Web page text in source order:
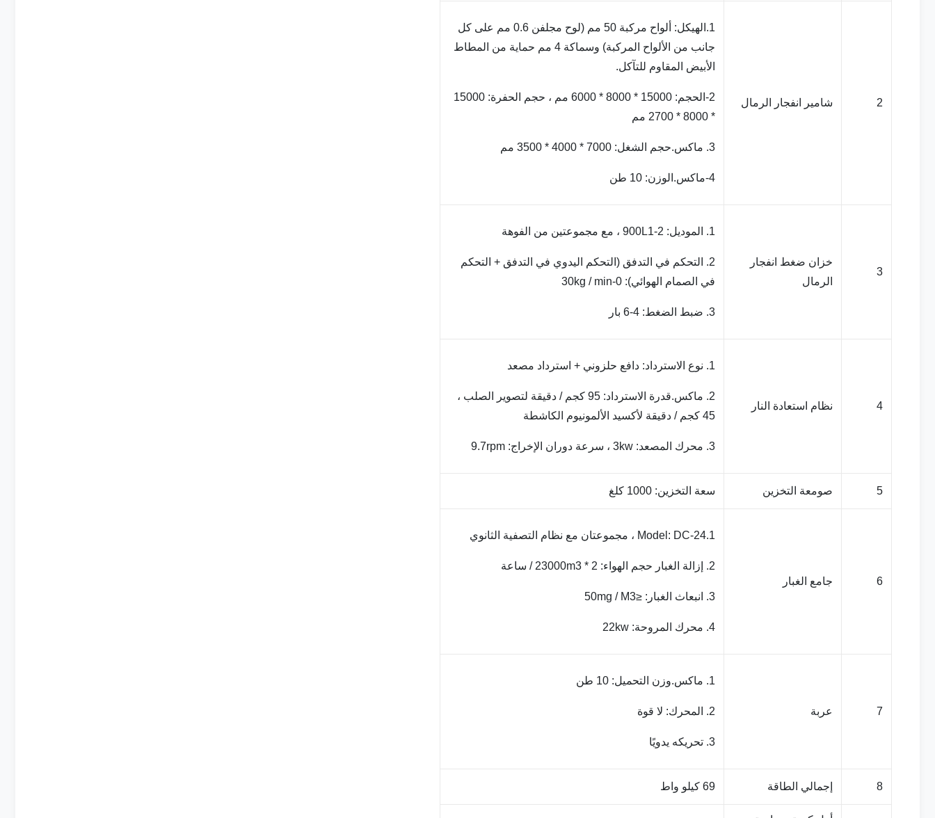
2 شامير انفجار الرمال
1.الهيكل: ألواح مركبة 50 مم (لوح مجلفن 0.6 مم على كل
جانب من الألواح المركبة) وسماكة 4 مم حماية من المطاط
الأبيض المقاوم للتآكل.
2-الحجم: 15000 * 8000 * 6000 مم ، حجم الحفرة: 15000
* 8000 * 2700 مم
3. ماكس.حجم الشغل: 7000 * 4000 * 3500 مم
4-ماكس.الوزن: 10 طن
3
خزان ضغط انفجار
الرمال
1. الموديل: 900L1-2 ، مع مجموعتين من الفوهة
2. التحكم في التدفق (التحكم اليدوي في التدفق + التحكم
في الصمام الهوائي): 0-30kg / min
3. ضبط الضغط: 4-6 بار
4 نظام استعادة النار
1. نوع الاسترداد: دافع حلزوني + استرداد مصعد
2. ماكس.قدرة الاسترداد: 95 كجم / دقيقة لتصوير الصلب ،
45 كجم / دقيقة لأكسيد الألمونيوم الكاشطة
3. محرك المصعد: 3kw ، سرعة دوران الإخراج: 9.7rpm
5 صومعة التخزين سعة التخزين: 1000 كلغ
6 جامع الغبار
1.Model: DC-24 ، مجموعتان مع نظام التصفية الثانوي
2. إزالة الغبار حجم الهواء: 2 * 23000m3 / ساعة
3. انبعاث الغبار: ≤50mg / M3
4. محرك المروحة: 22kw
7 عربة
1. ماكس.وزن التحميل: 10 طن
2. المحرك: لا قوة
3. تحريكه يدويًا
8 إجمالي الطاقة 69 كيلو واط